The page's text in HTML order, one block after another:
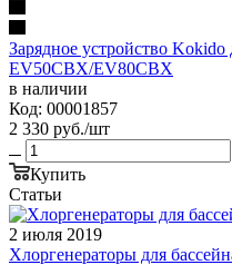
Зарядное устройство
EV50CBX/EV80CBX
в наличии
Код: 00001857
2 330 руб./шт
Купить
Статьи
2 июля 2019
Хлоргенераторы для